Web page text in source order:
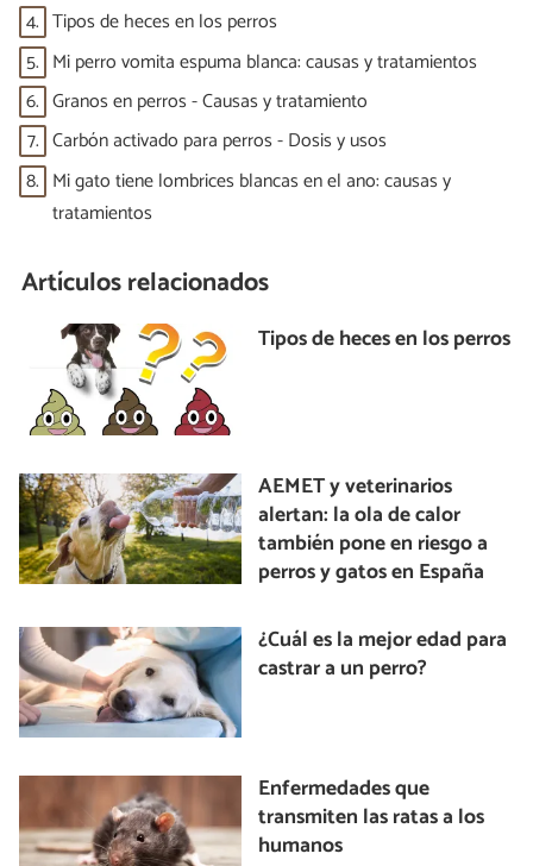
4. Tipos de heces en los perros
5. Mi perro vomita espuma blanca: causas y tratamientos
6. Granos en perros - Causas y tratamiento
7. Carbón activado para perros - Dosis y usos
8. Mi gato tiene lombrices blancas en el ano: causas y
tratamientos
Artículos relacionados
Tipos de heces en los perros
AEMET y veterinarios
alertan: la ola de calor
también pone en riesgo a
perros y gatos en España
¿Cuál es la mejor edad para
castrar a un perro?
Enfermedades que
transmiten las ratas a los
humanos